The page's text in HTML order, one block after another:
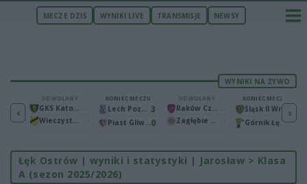
MECZE DZIŚ WYNIKI LIVE TRANSMISJE NEWSY
WYNIKI NA ŻYWO
‹
Warta Poznań 2
ODWOŁANY
GKS Katowice
Wieczysta Kraków
KONIEC MECZU
Lech Poznań 3
Piast Gliwice0
ODWOŁANY
Raków Częstochowa
Zagłębie Lubin
KONIEC MECZU
2
Górnik Łęczna 0
›
Łęk Ostrów | wyniki i statystyki | Jarosław > Klasa
A (sezon 2025/2026)